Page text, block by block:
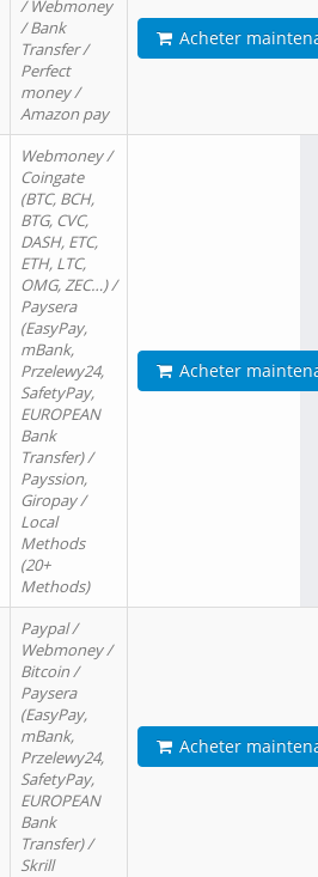
/ Webmoney
/ Bank
Transfer /
Perfect
money /
Amazon pay
Acheter
Webmoney /
Coingate
(BTC, BCH,
BTG, CVC,
DASH, ETC,
ETH, LTC,
OMG, ZEC…) /
Paysera
(EasyPay,
mBank,
Przelewy24,
SafetyPay,
EUROPEAN
Bank
Transfer) /
Payssion,
Giropay /
Local
Methods
(20+
Methods)
Acheter
Paypal /
Webmoney /
Bitcoin /
Paysera
(EasyPay,
mBank,
Przelewy24,
SafetyPay,
EUROPEAN
Bank
Transfer) /
Skrill
Acheter